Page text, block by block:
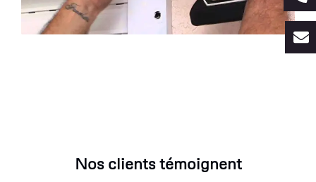
Nos clients témoignent